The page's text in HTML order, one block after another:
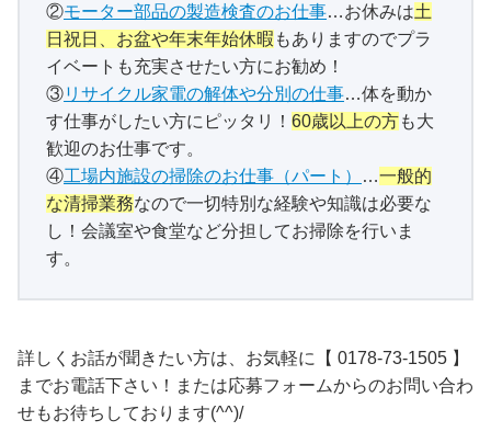
②モーター部品の製造検査のお仕事…お休みは土
日祝日、お盆や年末年始休暇 もありますのでプラ
イベートも充実させたい方にお勧め！
③リサイクル家電の解体や分別の仕事…体を動か
す仕事がしたい方にピッタリ！ 60歳以上の方も大
歓迎のお仕事です。
④工場内施設の掃除のお仕事（パート） …一般的
な清掃業務なので一切特別な経験や知識は必要な
し！会議室や食堂など分担してお掃除を行いま
す。
詳しくお話が聞きたい方は、お気軽に【 0178-73-1505 】
までお電話下さい！または応募フォームからのお問い合わ
せもお待ちしております(^^)/